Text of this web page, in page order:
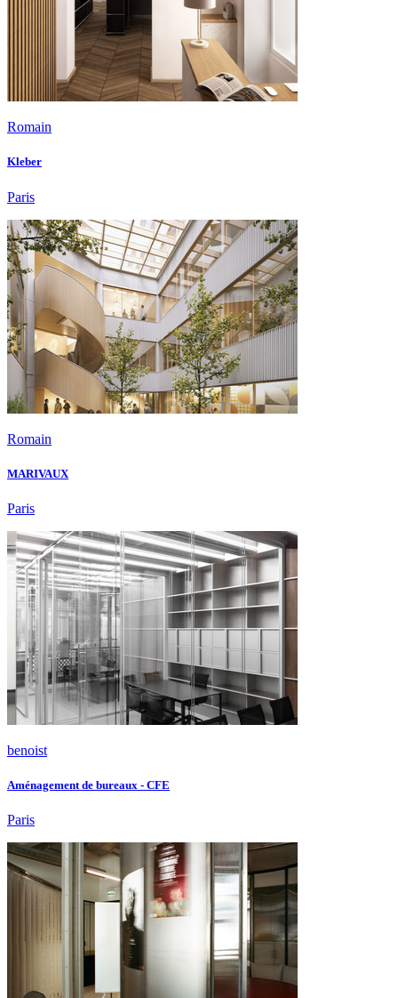
Romain
Kleber
Paris
Romain
MARIVAUX
Paris
benoist
Aménagement de bureaux - CFE
Paris